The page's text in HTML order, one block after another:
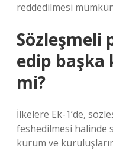
reddedilmesi
Sözleşmeli
edip başka
mi?
İlkelere Ek-1’de,
feshedilmesi halinde
kurum ve